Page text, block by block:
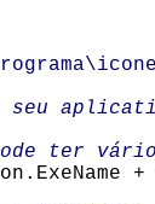
ter
+